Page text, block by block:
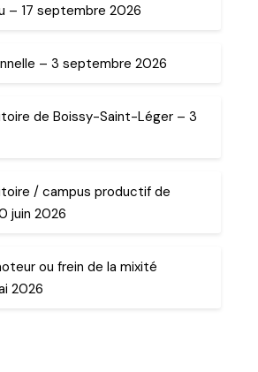
– 17 septembre 2026
– 3 septembre 2026
de Boissy-Saint-Léger – 3
/ campus productif de
juin 2026
ou frein de la mixité
2026